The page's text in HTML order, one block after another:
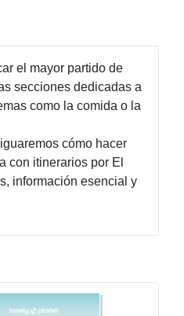
el mayor partido de
secciones dedicadas a
como la comida o la
cómo hacer
con itinerarios por El
información esencial y